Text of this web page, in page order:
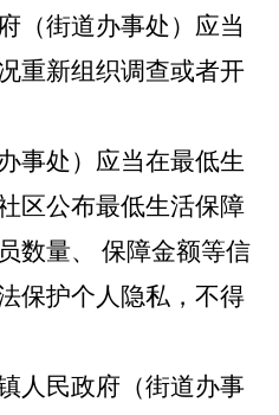
（街道办事处）应当
重新组织调查或者开
事处）应当在最低生
区公布最低生活保障
数量、
保障金额等信
保护个人隐私，不得
人民政府（街道办事